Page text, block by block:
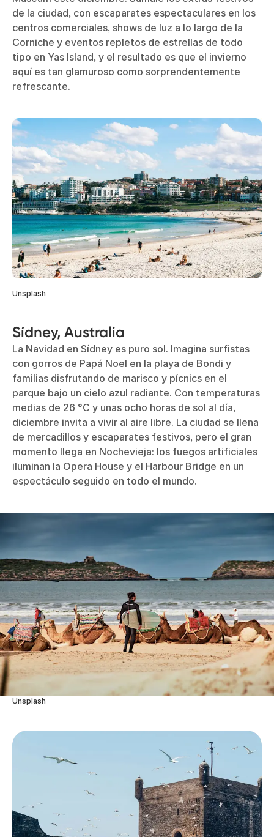
de la ciudad, con escaparates espectaculares en los
centros comerciales, shows de luz a lo largo de la
Corniche y eventos repletos de estrellas de todo
tipo en Yas Island, y el resultado es que el invierno
aquí es tan glamuroso como sorprendentemente
refrescante.
Unsplash
Sídney, Australia
La Navidad en Sídney es puro sol. Imagina surfistas
con gorros de Papá Noel en la playa de Bondi y
familias disfrutando de marisco y pícnics en el
parque bajo un cielo azul radiante. Con temperaturas
medias de 26 °C y unas ocho horas de sol al día,
diciembre invita a vivir al aire libre. La ciudad se llena
de mercadillos y escaparates festivos, pero el gran
momento llega en Nochevieja: los fuegos artificiales
iluminan la Opera House y el Harbour Bridge en un
espectáculo seguido en todo el mundo.
Unsplash